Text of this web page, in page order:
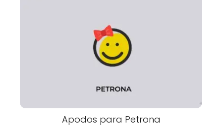
Apodos para Petrona